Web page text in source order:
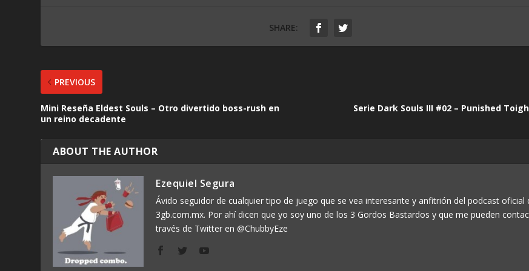
SHARE:
PREVIOUS
Mini Reseña Eldest Souls – Otro divertido boss-rush en
un reino decadente
Serie Dark Souls III #02 – Punished
ABOUT THE AUTHOR
Ezequiel Segura
Ávido seguidor de cualquier tipo de juego que se vea interesante y anfitrión del podcast oficial
3gb.com.mx. Por ahí dicen que yo soy uno de los 3 Gordos Bastardos y que me pueden
través de Twitter en @ChubbyEze